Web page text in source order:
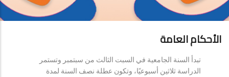
الأحكام العامة
تبدأ السنة الجامعية في السبت الثالث من سبتمبر وتستمر
الدراسة ثلاثين أسبوعيًا، وتكون عطلة نصف السنة لمدة